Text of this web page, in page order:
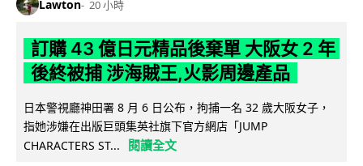
Lawton 20 小時
訂購 43 億日元精品後棄單 大阪女 2 年
後終被捕 涉海賊王,火影周邊產品
日本警視廳神田署 8 月 6 日公布，拘捕一名 32 歲大阪女子，
指她涉嫌在出版巨頭集英社旗下官方網店「JUMP
CHARACTERS ST...
閱讀全文